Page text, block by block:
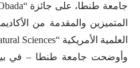
المتميزين والمقدمة من
العلمية الأمريكية “Natural Sciences”.
وأوضحت جامعة طنطا – في